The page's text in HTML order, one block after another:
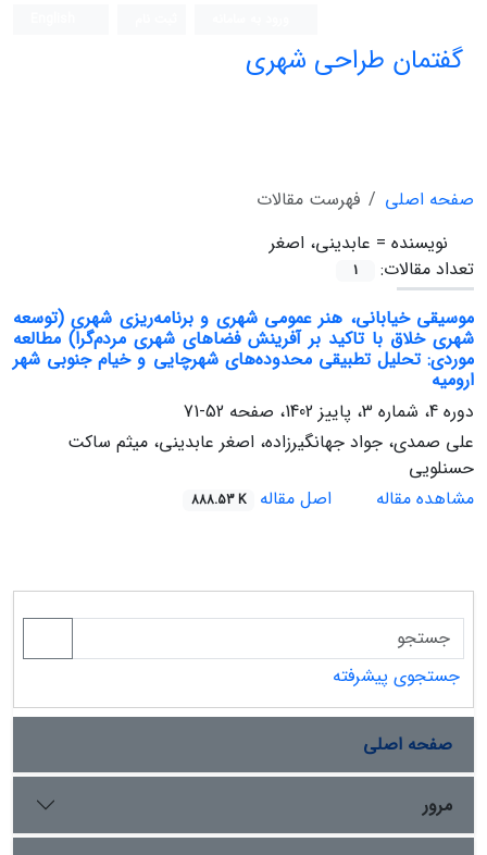
گفتمان طراحی شهری
صفحه اصلی
فهرست مقالات
نویسنده = عابدینی، اصغر
تعداد مقالات:
1
موسیقی خیابانی، هنر عمومی شهری و برنامه‌ریزی شهری (توسعه
شهری خلاق با تاکید بر آفرینش فضاهای شهری مردم‌گرا) مطالعه
موردی: تحلیل تطبیقی محدوده‌های شهرچایی و خیام جنوبی شهر
ارومیه
دوره 4، شماره 3، پاییز 1402، صفحه
52-71
علی صمدی، جواد جهانگیرزاده، اصغر عابدینی، میثم ساکت
حسنلویی
مشاهده مقاله
اصل مقاله 888.53 K
جستجوی پیشرفته
صفحه اصلی
مرور